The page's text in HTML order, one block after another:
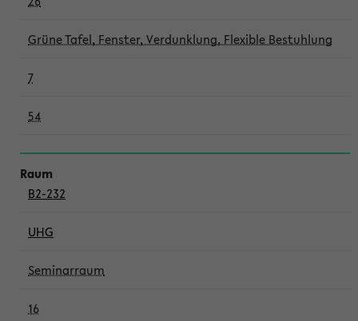
Grüne Tafel, Fenster, Verdunklung, Flexible Bestuhlung
7
54
B2-232
UHG
Seminarraum
16